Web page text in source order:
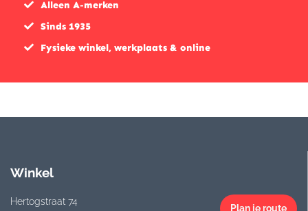
Alleen A-merken
Sinds 1935
Fysieke winkel, werkplaats & online
Winkel
Hertogstraat 74
Plan je route